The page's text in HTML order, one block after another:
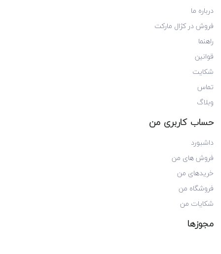
درباره ما
فروش در کژال مارکت
راهنما
قوانین
شکایت
تماس
وبلاگ
حساب کاربری من
داشبورد
فروش های من
خریدهای من
فروشگاه من
شکایات من
مجوزها